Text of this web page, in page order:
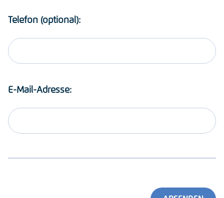
Telefon (optional):
E-Mail-Adresse: